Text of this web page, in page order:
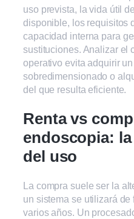
uso prevista, la vida útil
disponible, los requisitos
capacidad interna para
sustituciones. Analizar el
operativo evita adquirir
sobredimensionado o
del que resulta eficiente.
Renta vs
endoscopia:
del uso
La compra suele ser la
un sistema se utilizará
varios años. Un